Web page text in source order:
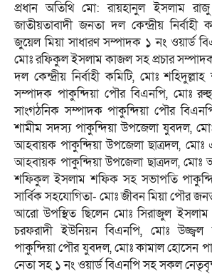
প্রধান অতিথি মো: রায়হানুল ইসলাম
জাতীয়তাবাদী জনতা দল কেন্দ্রীয়
জুয়েল মিয়া সাধারণ সম্পাদক ১ নং ওয়ার্ড
মোঃ রফিকুল ইসলাম কাজল সহ প্রচার
দল কেন্দ্রীয় নির্বাহী কমিটি, মোঃ
সম্পাদক পাকুন্দিয়া পৌর বিএনপি, মোঃ
সাংগঠনিক সম্পাদক পাকুন্দিয়া পৌর
শামীম সদস্য পাকুন্দিয়া উপজেলা যুবদল,
আহবায়ক পাকুন্দিয়া উপজেলা ছাত্রদল, মোঃ
আহবায়ক পাকুন্দিয়া উপজেলা ছাত্রদল, মোঃ
শফিকুল ইসলাম শফিক সহ সভাপতি
সার্বিক সহযোগিতা- মোঃ জীবন মিয়া পৌর
আরো উপস্থিত ছিলেন মোঃ সিরাজুল
চরফরাদী ইউনিয়ন বিএনপি, মোঃ
পাকুন্দিয়া পৌর যুবদল, মোঃ কামাল হোসেন
নেতা সহ ১ নং ওয়ার্ড বিএনপি সহ সকল